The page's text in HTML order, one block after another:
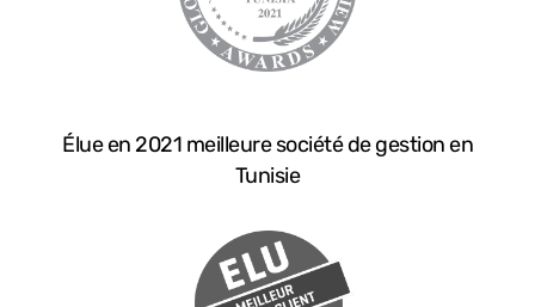
Élue en 2021 meilleure société de gestion en
Tunisie